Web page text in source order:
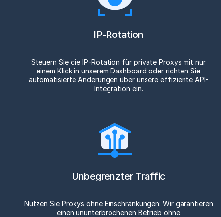
IP-Rotation
Steuern Sie die IP-Rotation für private Proxys mit nur
einem Klick in unserem Dashboard oder richten Sie
automatisierte Änderungen über unsere effiziente API-
Integration ein.
Unbegrenzter Traffic
Nutzen Sie Proxys ohne Einschränkungen: Wir garantieren
einen ununterbrochenen Betrieb ohne